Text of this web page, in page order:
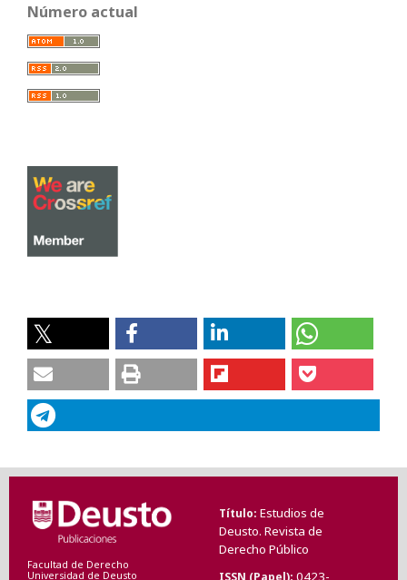
Número actual
Facultad de Derecho
Universidad de Deusto
Título Estudios de
Deusto. Revista de
Derecho Público
ISSN (Papel) 0423-